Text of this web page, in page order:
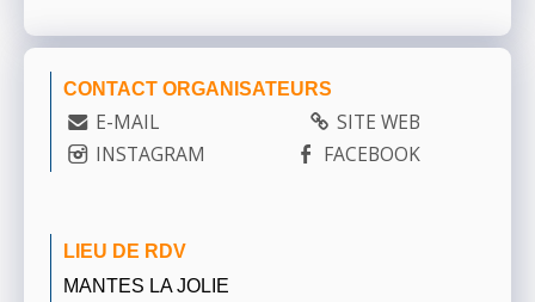
CONTACT ORGANISATEURS
E-MAIL
SITE WEB
INSTAGRAM
FACEBOOK
LIEU DE RDV
MANTES LA JOLIE